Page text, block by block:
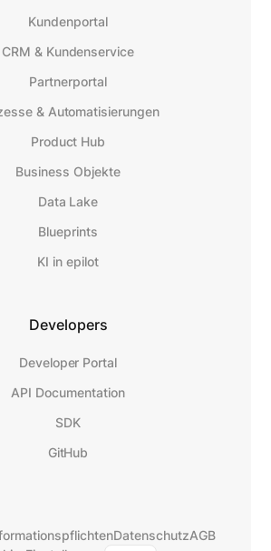
Kundenportal
CRM & Kundenservice
Partnerportal
& Automatisierungen
Product Hub
Business Objekte
Data Lake
Blueprints
KI in epilot
Developers
Developer Portal
API Documentation
SDK
GitHub
DatenschutzAGB